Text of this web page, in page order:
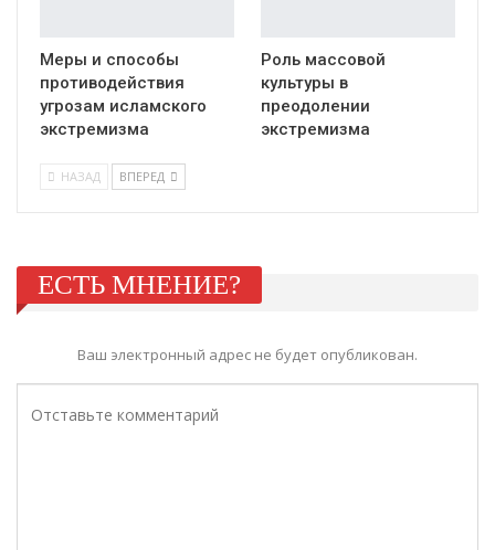
Меры и способы
противодействия
угрозам исламского
экстремизма
Роль массовой
культуры в
преодолении
экстремизма
НАЗАД ВПЕРЕД
ЕСТЬ МНЕНИЕ?
Ваш электронный адрес не будет опубликован.